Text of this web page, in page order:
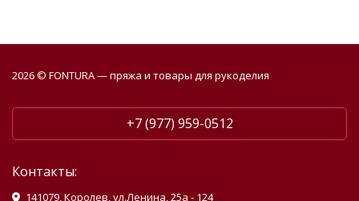
2026 © FONTURA — пряжа и товары для рукоделия
+7 (977) 959-0512
Контакты:
141079, Королев, ул.Ленина, 25а - 124